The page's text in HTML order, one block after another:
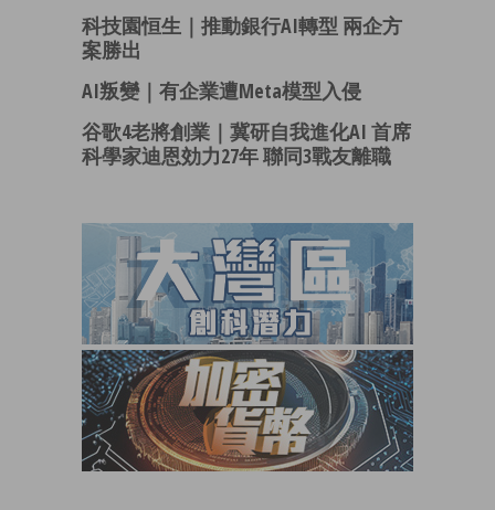
科技園恒生｜推動銀行AI轉型 兩企方
案勝出
AI叛變｜有企業遭Meta模型入侵
谷歌4老將創業｜冀研自我進化AI 首席
科學家迪恩効力27年 聯同3戰友離職